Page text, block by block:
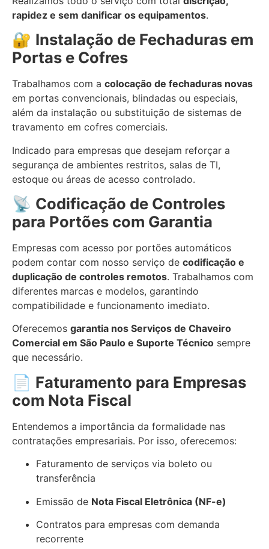
rapidez e sem danificar os equipamentos.
🔐 Instalação de Fechaduras em
Portas e Cofres
Trabalhamos com a colocação de fechaduras novas
em portas convencionais, blindadas ou especiais,
além da instalação ou substituição de sistemas de
travamento em cofres comerciais.
Indicado para empresas que desejam reforçar a
segurança de ambientes restritos, salas de TI,
estoque ou áreas de acesso controlado.
📡 Codificação de Controles
para Portões com Garantia
Empresas com acesso por portões automáticos
podem contar com nosso serviço de codificação e
duplicação de controles remotos. Trabalhamos com
diferentes marcas e modelos, garantindo
compatibilidade e funcionamento imediato.
Oferecemos garantia nos Serviços de Chaveiro
Comercial em São Paulo e Suporte Técnico sempre
que necessário.
📄 Faturamento para Empresas
com Nota Fiscal
Entendemos a importância da formalidade nas
contratações empresariais. Por isso, oferecemos:
Faturamento de serviços via boleto ou
transferência
Emissão de Nota Fiscal Eletrônica (NF-e)
Contratos para empresas com demanda
recorrente